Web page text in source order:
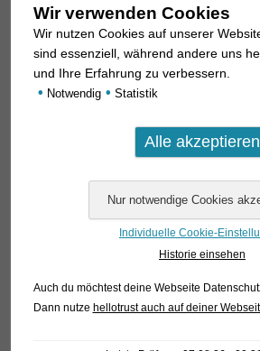
Wir verwenden Cookies
Wir nutzen Cookies auf unserer
sind essenziell, während andere uns
und Ihre Erfahrung zu verbessern.
• Notwendig • Statistik
Individuelle Cookie-
Historie einsehen
Auch du möchtest deine Webseite
Dann nutze hellotrust auch auf deiner